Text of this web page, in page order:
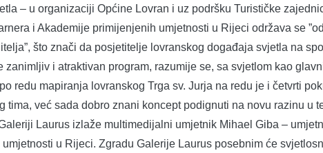
– u organizaciji Općine Lovran i uz podršku Turističke
i Akademije primijenjenih umjetnosti u Rijeci održava se
što znači da posjetitelje lovranskog događaja svjetla na
zanimljiv i atraktivan program, razumije se, sa svjetlom kao
redu mapiranja lovranskog Trga sv. Jurja na redu je i četvrti
tima, već sada dobro znani koncept podignuti na novu razinu u
Laurus izlaže multimedijalni umjetnik Mihael Giba –
u Rijeci. Zgradu Galerije Laurus posebnim će